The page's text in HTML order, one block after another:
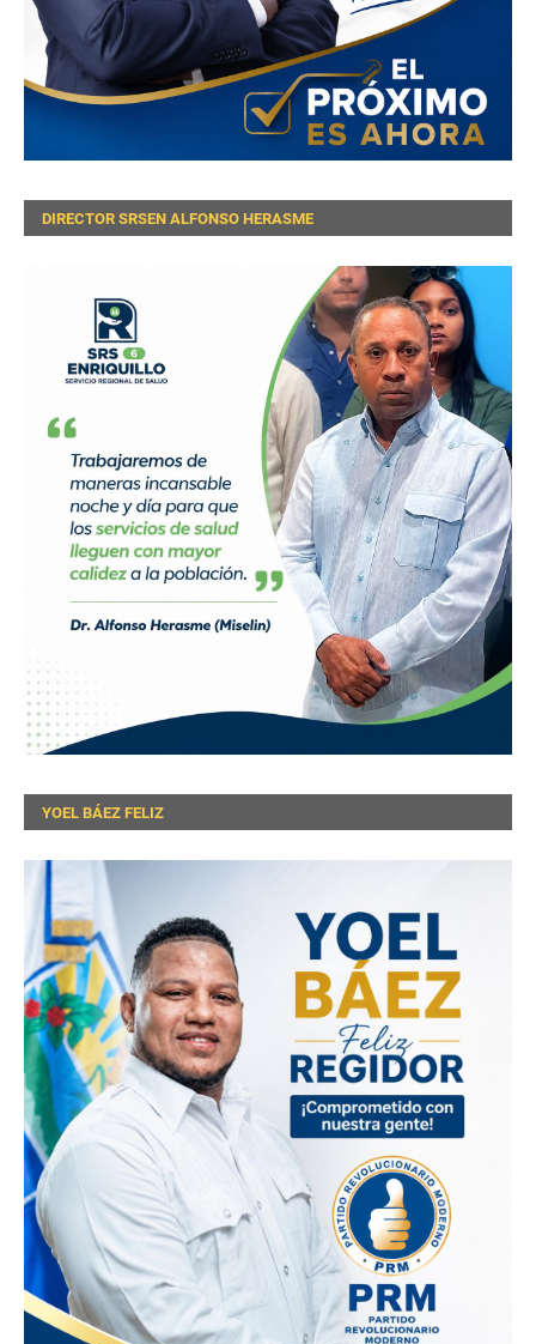
DIRECTOR SRSEN ALFONSO HERASME
YOEL BÁEZ FELIZ